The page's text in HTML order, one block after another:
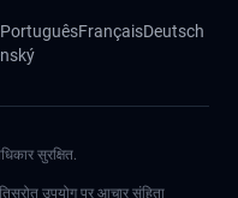
PortuguêsFrançaisDeutsch
सुरक्षित.
स्रोत उपयोग पर आचार संहिता